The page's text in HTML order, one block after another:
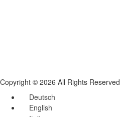
Copyright © 2026 All Rights Reserved
Deutsch
English